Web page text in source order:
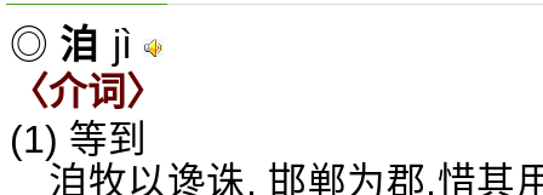
◎ 洎 jì
〈介词〉
(1) 等到
洎牧以谗诛, 邯郸为郡,惜